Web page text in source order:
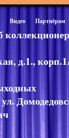
Видео Партнёрам
д.1.,